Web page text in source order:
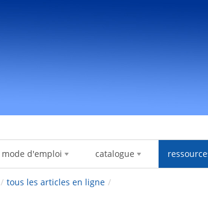
mode d'emploi catalogue
/ tous les articles en ligne /